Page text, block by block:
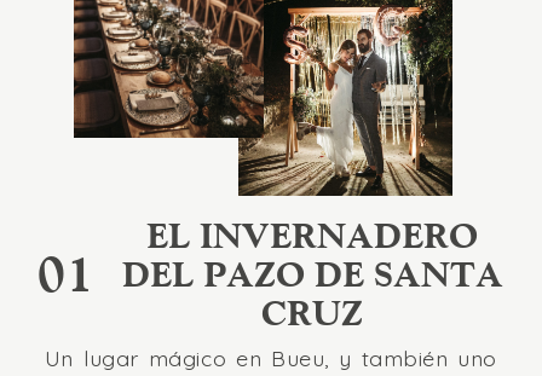
EL INVERNADERO
DEL PAZO DE SANTA
CRUZ
01
Un lugar mágico en Bueu, y también uno